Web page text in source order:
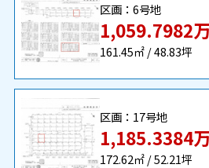
区画：6号地
1,059.7982
161.45㎡ / 48.83坪
区画：17号地
1,185.3384
172.62㎡ / 52.21坪